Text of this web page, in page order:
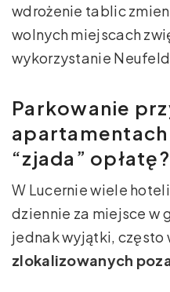
wdrożenie tablic
wolnych miejscach
wykorzystanie Neufeld
Parkowanie
“zjada” opłatę?
W Lucernie wiele
dziennie za miejsce w
jednak wyjątki, często
zlokalizowanych